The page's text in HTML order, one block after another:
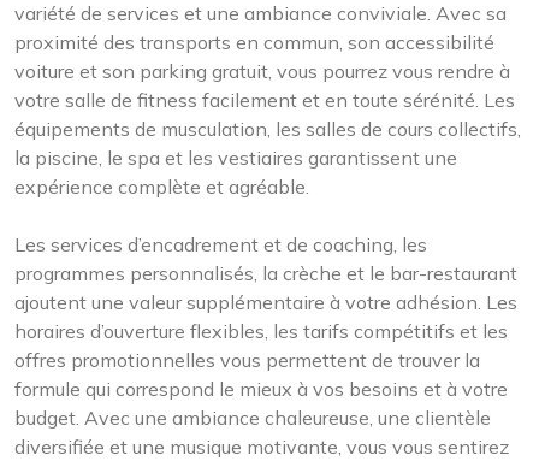
variété de services et une ambiance conviviale. Avec sa
proximité des transports en commun, son accessibilité
voiture et son parking gratuit, vous pourrez vous rendre à
votre salle de fitness facilement et en toute sérénité. Les
équipements de musculation, les salles de cours collectifs,
la piscine, le spa et les vestiaires garantissent une
expérience complète et agréable.
Les services d’encadrement et de coaching, les
programmes personnalisés, la crèche et le bar-restaurant
ajoutent une valeur supplémentaire à votre adhésion. Les
horaires d’ouverture flexibles, les tarifs compétitifs et les
offres promotionnelles vous permettent de trouver la
formule qui correspond le mieux à vos besoins et à votre
budget. Avec une ambiance chaleureuse, une clientèle
diversifiée et une musique motivante, vous vous sentirez